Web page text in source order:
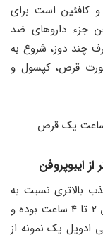
و کافئین است برای
جزء داروهای ضد
چند دوز، شروع به
قرص، کپسول و
ایبوپروفن
بالاتری نسبت به
ایبوپروفن‌های معمولی در بدن دارد. نیمه عمر آن 2 تا 4 ساعت بوده و
ادویل یک نمونه از